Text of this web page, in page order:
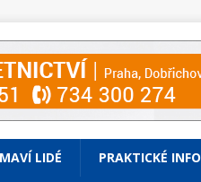
LIDÉ PRAKTICKÉ INFO